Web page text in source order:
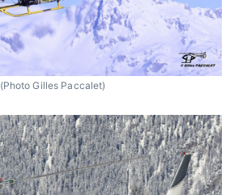
(Photo Gilles Paccalet)